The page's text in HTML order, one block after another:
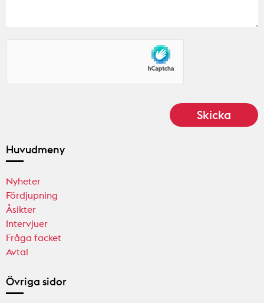
Huvudmeny
Nyheter
Fördjupning
Åsikter
Intervjuer
Fråga facket
Avtal
Övriga sidor